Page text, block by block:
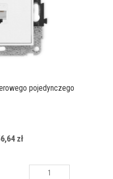
pojedynczego
zł